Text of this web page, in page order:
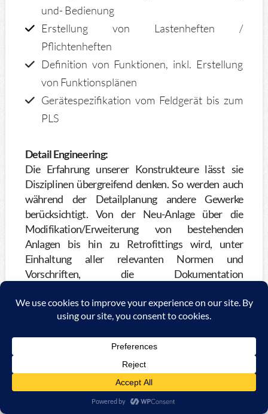
und- Bedienung
Erstellung von Lastenheften /
Pflichtenheften
Definition von Funktionen, inkl. Erstellung
von Funktionsplänen
Gerätespezifikation vom Feldgerät bis zum
PLS
Detail Engineering:
Die Erfahrung unserer Konstrukteure lässt sie
Disziplinen übergreifend denken. So werden auch
während der Detailplanung andere Gewerke
berücksichtigt. Von der Neu-Anlage über die
Modifikation/Erweiterung von bestehenden
Anlagen bis hin zu Retrofittings wird, unter
Einhaltung aller relevanten Normen und
Vorschriften, die Dokumentation
Projektende nachgeführt.
Planung von Schalt- u. Steuerschränken
sowie Feldverteilern
Leitsystemen
Anfertigung von Hook-ups